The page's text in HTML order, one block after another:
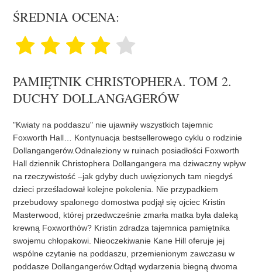
ŚREDNIA OCENA:
PAMIĘTNIK CHRISTOPHERA. TOM 2.
DUCHY DOLLANGAGERÓW
"Kwiaty na poddaszu" nie ujawniły wszystkich tajemnic
Foxworth Hall… Kontynuacja bestsellerowego cyklu o rodzinie
Dollangangerów.Odnaleziony w ruinach posiadłości Foxworth
Hall dziennik Christophera Dollangangera ma dziwaczny wpływ
na rzeczywistość –jak gdyby duch uwięzionych tam niegdyś
dzieci prześladował kolejne pokolenia. Nie przypadkiem
przebudowy spalonego domostwa podjął się ojciec Kristin
Masterwood, której przedwcześnie zmarła matka była daleką
krewną Foxworthów? Kristin zdradza tajemnica pamiętnika
swojemu chłopakowi. Nieoczekiwanie Kane Hill oferuje jej
wspólne czytanie na poddaszu, przemienionym zawczasu w
poddasze Dollangangerów.Odtąd wydarzenia biegną dwoma